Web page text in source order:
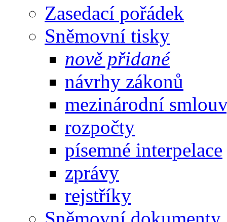
Zasedací pořádek
Sněmovní tisky
nově přidané
návrhy zákonů
mezinárodní
rozpočty
písemné interpelace
zprávy
rejstříky